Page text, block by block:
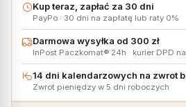
Kup teraz, zapłać za 30 dni
PayPo · 30 dni na zapłatę lub raty 0%
Darmowa wysyłka od 300 zł
InPost Paczkomat® 24h · kurier DPD
14 dni kalendarzowych na zwrot
Zwrot pieniędzy w 5 dni roboczych